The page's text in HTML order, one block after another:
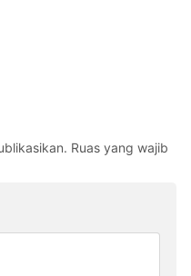
Ruas yang wajib